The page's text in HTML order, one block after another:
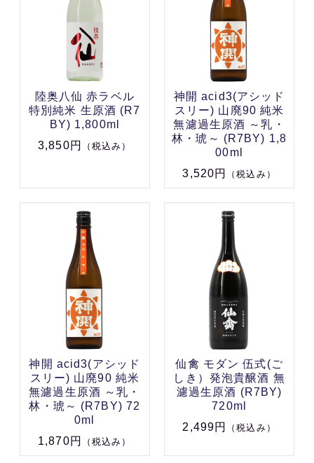
陸奥八仙 赤ラベル
特別純米 生原酒 (R7
BY) 1,800ml
3,850円
（税込み）
神開 acid3(アシッド
スリー) 山廃90 純米
無濾過生原酒 ～乳・
林・琥～ (R7BY) 1,8
00ml
3,520円
（税込み）
神開 acid3(アシッド
スリー) 山廃90 純米
無濾過生原酒 ～乳・
林・琥～ (R7BY) 72
0ml
1,870円
（税込み）
仙禽 モダン 伍式(ご
しき）発泡貴醸酒 無
濾過生原酒 (R7BY)
720ml
2,499円
（税込み）